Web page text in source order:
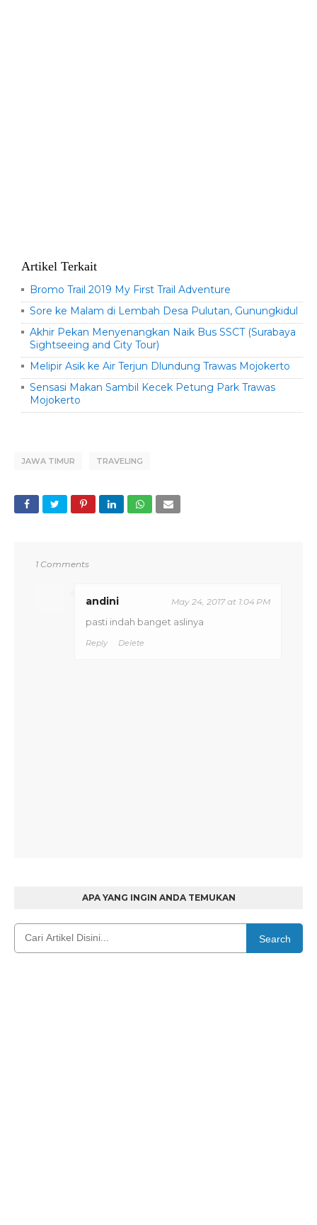
Artikel Terkait
Bromo Trail 2019 My First Trail Adventure
Sore ke Malam di Lembah Desa Pulutan, Gunungkidul
Akhir Pekan Menyenangkan Naik Bus SSCT (Surabaya
Sightseeing and City Tour)
Melipir Asik ke Air Terjun Dlundung Trawas Mojokerto
Sensasi Makan Sambil Kecek Petung Park Trawas
Mojokerto
JAWA TIMUR TRAVELING
1 Comments
andini May 24, 2017 at 1:04 PM
pasti indah banget aslinya
Reply Delete
APA YANG INGIN ANDA TEMUKAN
Search